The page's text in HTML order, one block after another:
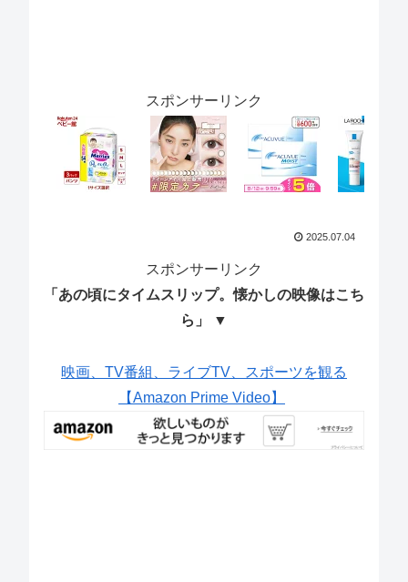
スポンサーリンク
2025.07.04
スポンサーリンク
「あの頃にタイムスリップ。懐かしの映像はこち
ら」 ▼
映画、TV番組、ライブTV、スポーツを観る
【Amazon Prime Video】